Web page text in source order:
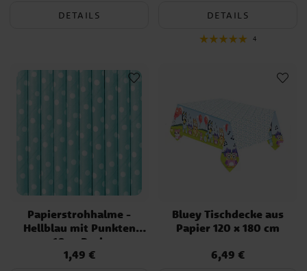
DETAILS DETAILS
4
Papierstrohhalme -
Hellblau mit Punkten
10er-Pack
Preis:1,49 €
1,49 €
Bluey Tischdecke aus
Papier 120 x 180 cm
Preis:6,49 €
6,49 €